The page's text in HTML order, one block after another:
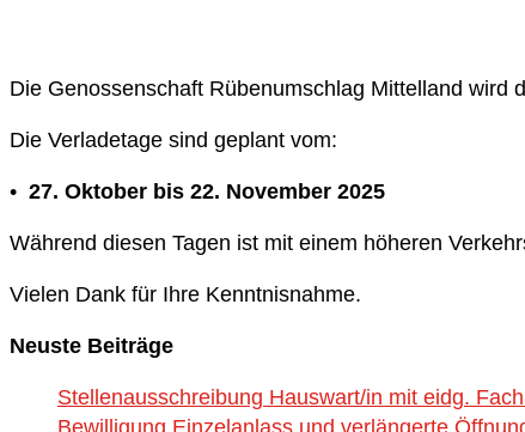
Die Genossenschaft Rübenumschlag Mittelland wird
Die Verladetage sind geplant vom:
• 27. Oktober bis 22. November 2025
Während diesen Tagen ist mit einem höheren
Vielen Dank für Ihre Kenntnisnahme.
Neuste Beiträge
Stellenausschreibung Hauswart/in mit eidg.
Bewilligung Einzelanlass und verlängerte